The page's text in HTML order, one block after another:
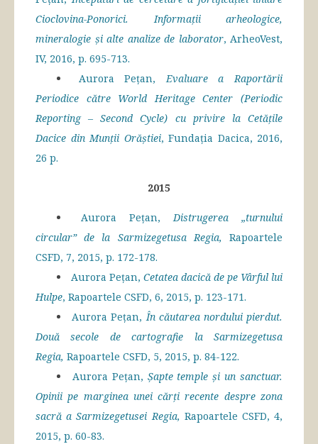
Cioclovina-Ponorici. Informații arheologice,
mineralogie și alte analize de laborator, ArheoVest,
IV, 2016, p. 695-713.
Aurora Pețan,Evaluare a Raportării
Periodice către World Heritage Center (Periodic
Reporting – Second Cycle) cu privire la Cetățile
Dacice din Munții Orăștiei, Fundația Dacica, 2016,
26 p.
2015
Aurora Pețan,Distrugerea „turnului
circular” de la Sarmizegetusa Regia, Rapoartele
CSFD, 7, 2015, p. 172-178.
Aurora Pețan, Cetatea dacică de pe Vârful lui
Hulpe, Rapoartele CSFD, 6, 2015, p. 123-171.
Aurora Pețan,În căutarea nordului pierdut.
Două secole de cartografie la Sarmizegetusa
Regia, Rapoartele CSFD, 5, 2015, p. 84-122.
Aurora Pețan, Șapte temple și un sanctuar.
Opinii pe marginea unei cărți recente despre zona
sacră a Sarmizegetusei Regia, Rapoartele CSFD, 4,
2015, p. 60-83.